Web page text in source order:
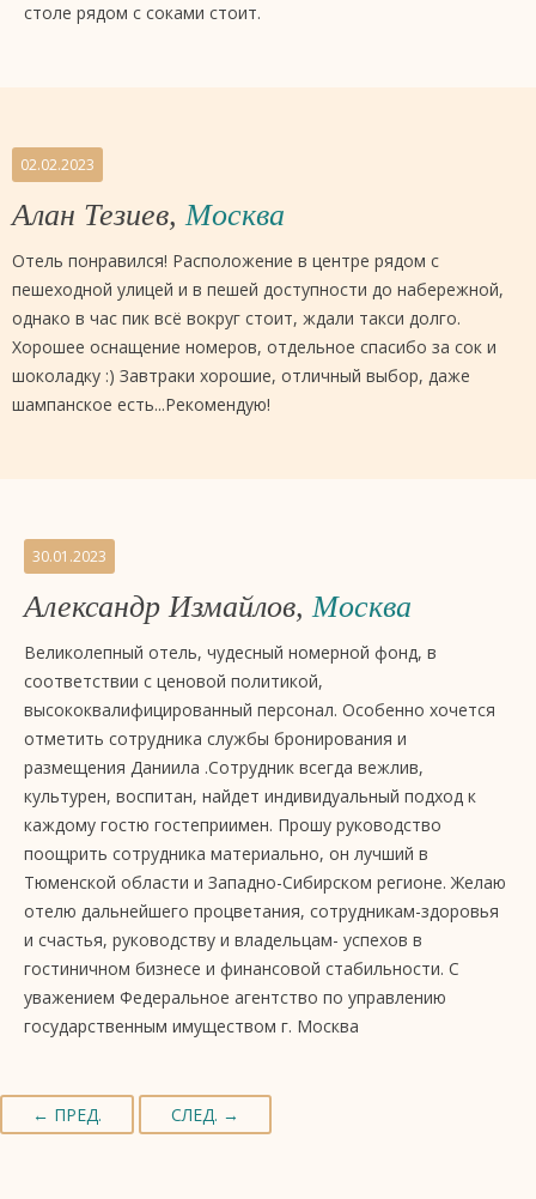
столе рядом с соками стоит.
02.02.2023
Алан Тезиев,Москва
Отель понравился! Расположение в центре рядом с
пешеходной улицей и в пешей доступности до набережной,
однако в час пик всё вокруг стоит, ждали такси долго.
Хорошее оснащение номеров, отдельное спасибо за сок и
шоколадку :) Завтраки хорошие, отличный выбор, даже
шампанское есть...Рекомендую!
30.01.2023
Александр Измайлов,Москва
Великолепный отель, чудесный номерной фонд, в
соответствии с ценовой политикой,
высококвалифицированный персонал. Особенно хочется
отметить сотрудника службы бронирования и
размещения Даниила .Сотрудник всегда вежлив,
культурен, воспитан, найдет индивидуальный подход к
каждому гостю гостеприимен. Прошу руководство
поощрить сотрудника материально, он лучший в
Тюменской области и Западно-Сибирском регионе. Желаю
отелю дальнейшего процветания, сотрудникам-здоровья
и счастья, руководству и владельцам- успехов в
гостиничном бизнесе и финансовой стабильности. С
уважением Федеральное агентство по управлению
государственным имуществом г. Москва
← ПРЕД. СЛЕД. →